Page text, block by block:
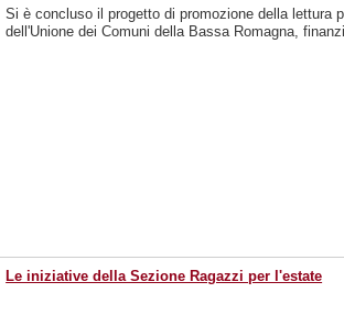
Si è concluso il progetto di promozione della lettura
dell'Unione dei Comuni della Bassa Romagna,
Le iniziative della Sezione Ragazzi per l'estate